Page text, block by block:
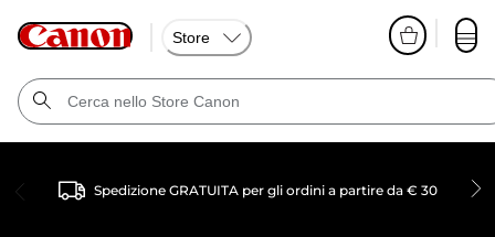
Store
Spedizione GRATUITA per gli ordini a partire da € 30